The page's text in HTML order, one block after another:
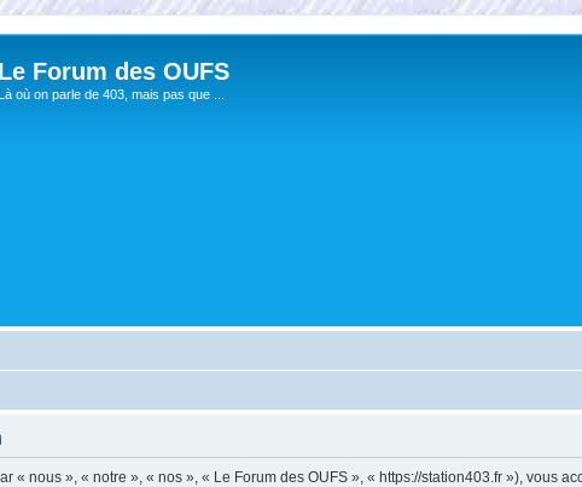
Le Forum des OUFS
où on parle de 403, mais pas que ...
« nous », « notre », « nos », « Le Forum des OUFS », « https://station403.fr »), vous